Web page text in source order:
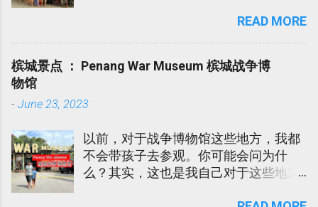
也不是那种需要安排一整天的旅游区。
日游，吃点小吃，看看水果蔬菜档，感
受一下新村和山边的清新空气。 这个地
们从没逗留过。Papa Ee 听同事说这个
有好多家的海鲜餐厅。Papa Ee 是个喜
欢乡村生活的男人。 所以，二话不说直
接载我们母子俩上前观光。
READ MORE
槟城景点 ： Penang War Museum 槟城战争博
物馆
- June 23, 2023
以前，对于战争博物馆这些地方，我都
不会带孩子去参观。你可能会问为什
么？其实，这也是我自己对于这些地方